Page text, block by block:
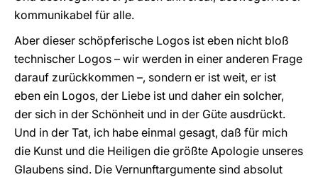
kommunikabel für alle.
Aber dieser schöpferische Logos ist eben nicht bloß
technischer Logos – wir werden in einer anderen Frage
darauf zurückkommen –, sondern er ist weit, er ist
eben ein Logos, der Liebe ist und daher ein solcher,
der sich in der Schönheit und in der Güte ausdrückt.
Und in der Tat, ich habe einmal gesagt, daß für mich
die Kunst und die Heiligen die größte Apologie unseres
Glaubens sind. Die Vernunftargumente sind absolut